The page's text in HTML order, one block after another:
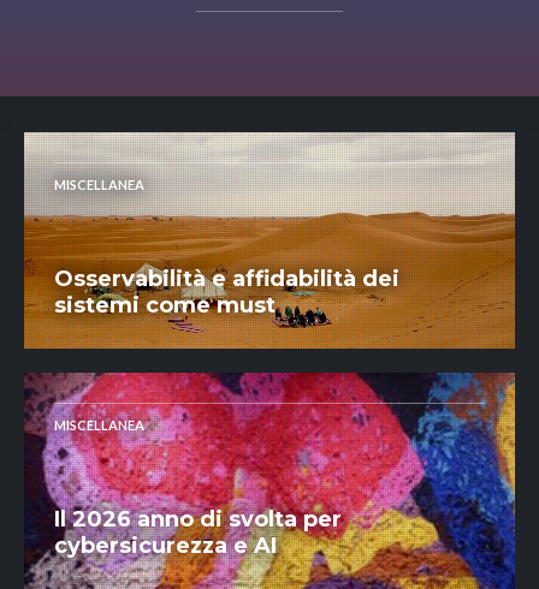
MISCELLANEA
Osservabilità e affidabilità dei
sistemi come must
MISCELLANEA
Il 2026 anno di svolta per
cybersicurezza e AI